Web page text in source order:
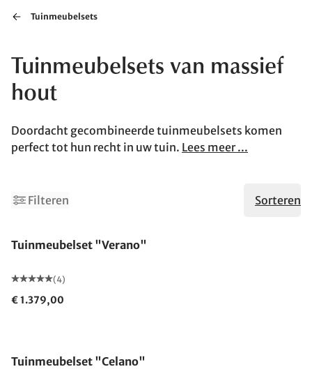
Tuinmeubelsets
Tuinmeubelsets van massief
hout
Doordacht gecombineerde tuinmeubelsets komen
perfect tot hun recht in uw tuin. Lees meer ...
Filteren Sorteren
Tuinmeubelset "Verano"
(4)
€ 1.379,00
Tuinmeubelset "Celano"